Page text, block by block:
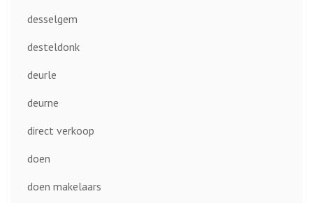
desselgem
desteldonk
deurle
deurne
direct verkoop
doen
doen makelaars